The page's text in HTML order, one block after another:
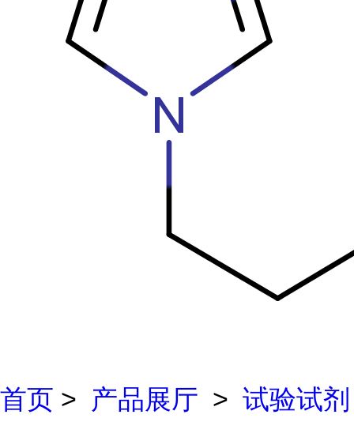
首页 > 产品展厅 > 试验试剂